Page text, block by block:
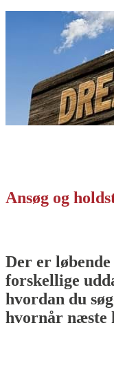
Ansøg og
Der er
forskellige
hvordan du
hvornår næste